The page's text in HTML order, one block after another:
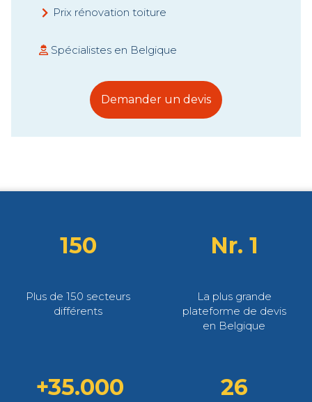
Prix rénovation toiture
Spécialistes en Belgique
Demander un devis
150
Plus de 150 secteurs
différents
Nr. 1
La plus grande
plateforme de devis
en Belgique
+35.000 26